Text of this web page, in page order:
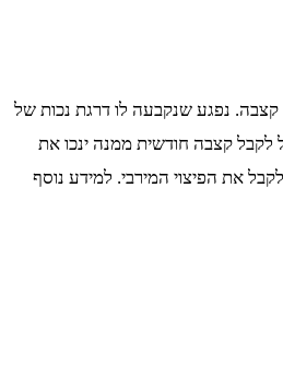
מעבודה בגינה מקבלים קצבה. נפגע שנקבעה לו דרגת נכות של
שיקבל יהיה בהתאם להכנסה חודשית של 10,551 ₪. מי שהוחמר מצבו גם יוכל לקבל קצבה חודשית ממנה ינכו את
את הפיצוי המירבי. למידע נוסף